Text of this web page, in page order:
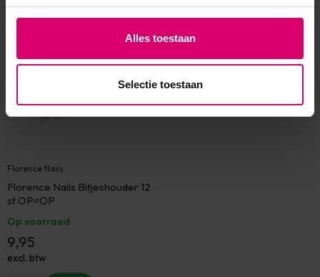
Alles toestaan
Selectie toestaan
Florence Nails
Florence Nails Bitjeshouder 12
st OP=OP
Op voorraad
9,95
excl. btw